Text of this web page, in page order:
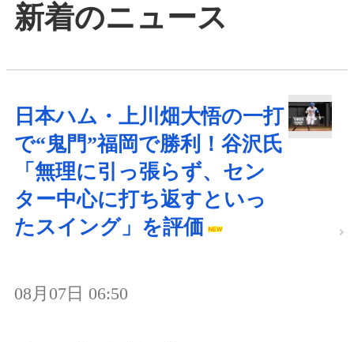
新着のニュース
日本ハム・上川畑大悟の一打
で“鬼門”福岡で勝利！谷沢氏
「無理に引っ張らず、セン
ター中心に打ち返すといっ
たスイング」を評価
08月07日 06:50